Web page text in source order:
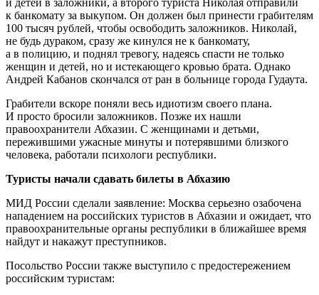
к банкомату за выкупом. Он должен был принести грабителям
100 тысяч рублей, чтобы освободить заложников. Николай,
не будь дураком, сразу же кинулся не к банкомату,
а в полицию, и поднял тревогу, надеясь спасти не только
женщин и детей, но и истекающего кровью брата. Однако
Андрей Кабанов скончался от ран в больнице города Гудаута.
Грабители вскоре поняли весь идиотизм своего плана.
И просто бросили заложников. Позже их нашли
правоохранители Абхазии. С женщинами и детьми,
пережившими ужасные минуты и потерявшими близкого
человека, работали психологи республики.
Туристы начали сдавать билеты в Абхазию
МИД России сделали заявление: Москва серьезно озабочена
нападением на российских туристов в Абхазии и ожидает, что
правоохранительные органы республики в ближайшее время
найдут и накажут преступников.
Посольство России также выступило с предостережением
российским туристам: